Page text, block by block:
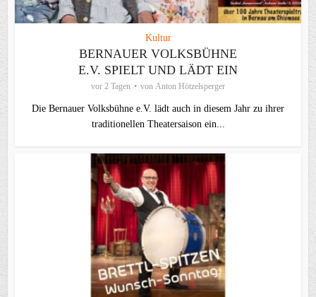
Kultur
BERNAUER VOLKSBÜHNE
E.V. SPIELT UND LÄDT EIN
vor 2 Tagen von Anton Hötzelsperger
Die Bernauer Volksbühne e.V. lädt auch in diesem Jahr zu ihrer
traditionellen Theater­saison ein...